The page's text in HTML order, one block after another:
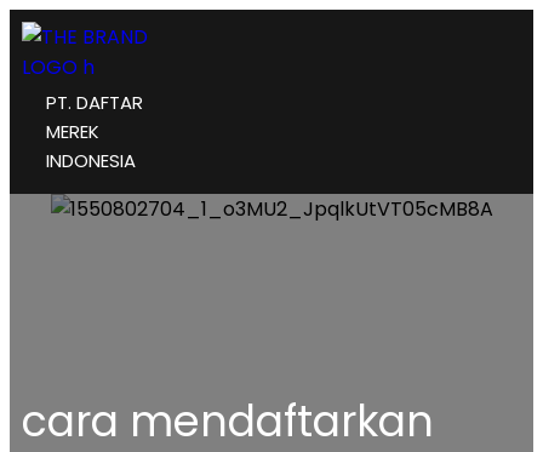
PT. DAFTAR
MEREK
INDONESIA
cara mendaftarkan